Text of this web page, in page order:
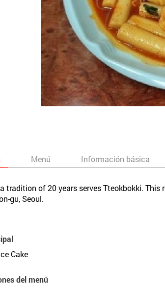
Menú Información básica
tradition of 20 years serves Tteokbokki.
gu, Seoul.
Cake
del menú